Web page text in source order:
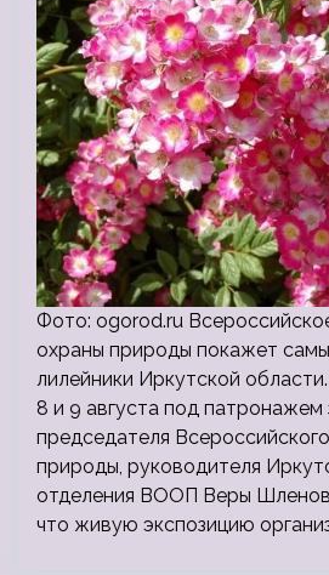
Фото: ogorod.ru
охраны природы покажет
лилейники Иркутской
8 и 9 августа под патронажем
председателя
природы, руководителя
отделения ВООП Веры
что живую экспозицию